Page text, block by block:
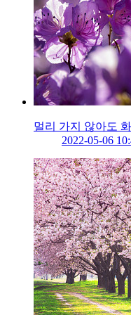
멀리 가지 않아도
2022-05-06